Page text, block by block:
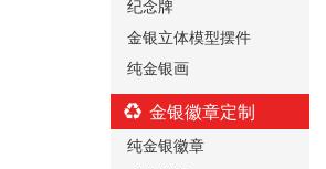
纪念牌
金银立体模型摆件
纯金银画
金银徽章定制
纯金银徽章